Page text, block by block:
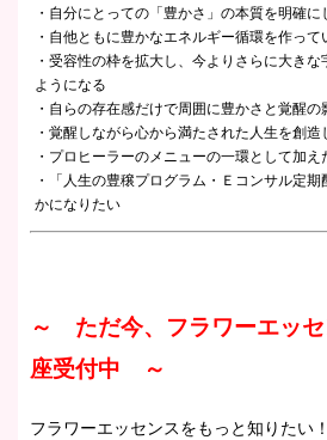
・自分にとっての「豊かさ」の本質を明確に
・自他ともに豊かなエネルギー循環を作って
・受容性の枠を拡大し、今よりさらに大き
ようになる
・自らの存在感だけで周囲に豊かさと覚醒
・覚醒しながら心から満たされた人生を創造
・プロヒーラーのメニューの一環として加え
・「人生の豊穣プログラム・Ｅコンサル定
かになりたい
～ ただ今、フラワーエッ
座受付中 ～
フラワーエッセンスをもっと知りたい！